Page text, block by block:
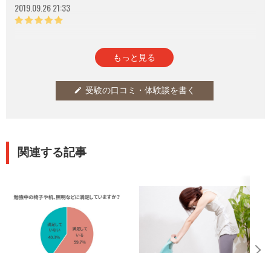
2019.09.26 21:33
もっと見る
edit 受験の口コミ・体験談を書く
関連する記事